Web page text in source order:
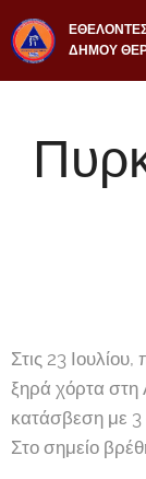
ΕΘΕΛΟΝΤΕΣ
ΔΗΜΟΥ
Στις 23
ξηρά χόρτα στη
κατάσβεση με 3
Στο σημείο